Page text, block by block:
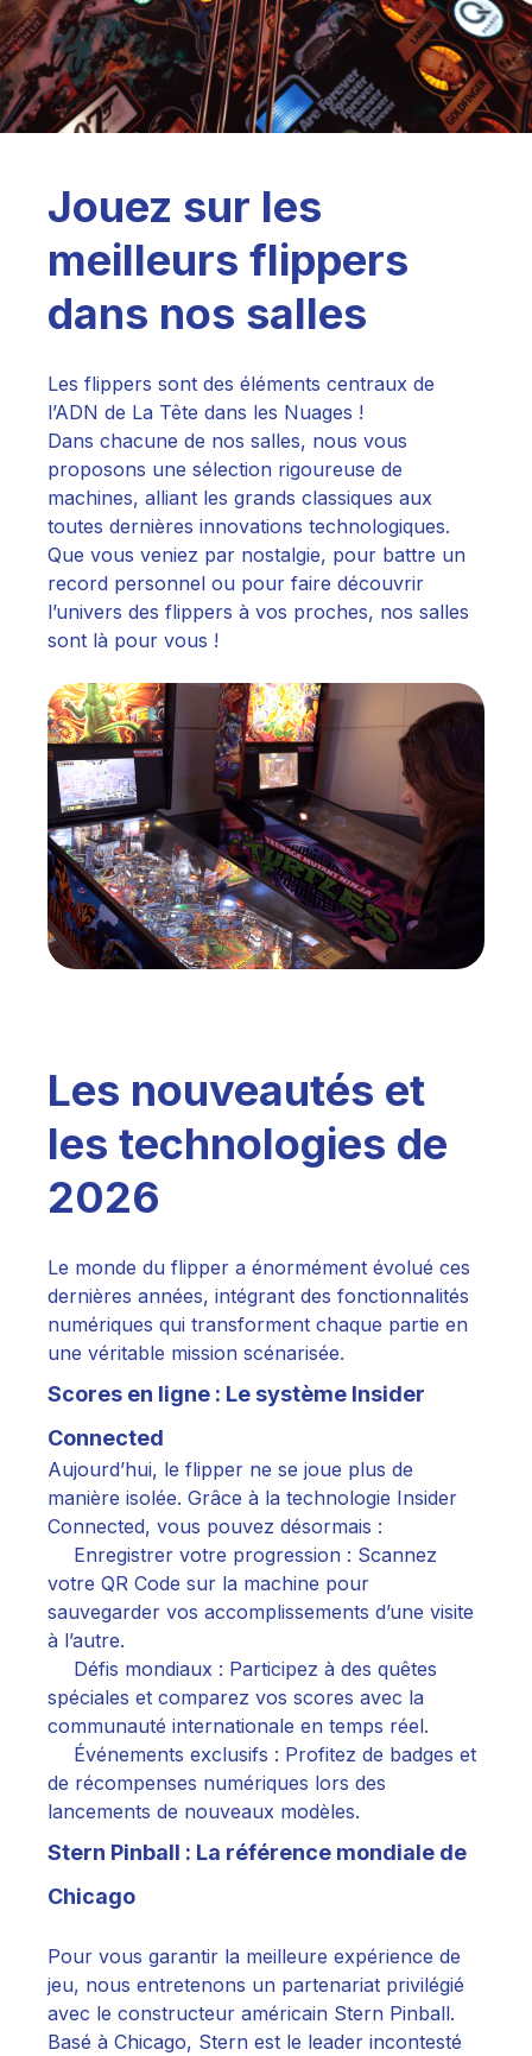
Jouez sur les
meilleurs flippers
dans nos salles
Les flippers sont des éléments centraux de
l’ADN de La Tête dans les Nuages !
Dans chacune de nos salles, nous vous
proposons une sélection rigoureuse de
machines, alliant les grands classiques aux
toutes dernières innovations technologiques.
Que vous veniez par nostalgie, pour battre un
record personnel ou pour faire découvrir
l’univers des flippers à vos proches, nos salles
sont là pour vous !
Les nouveautés et
les technologies de
2026
Le monde du flipper a énormément évolué ces
dernières années, intégrant des fonctionnalités
numériques qui transforment chaque partie en
une véritable mission scénarisée.
Scores en ligne : Le système Insider
Connected
Aujourd’hui, le flipper ne se joue plus de
manière isolée. Grâce à la technologie Insider
Connected, vous pouvez désormais :
Enregistrer votre progression : Scannez
votre QR Code sur la machine pour
sauvegarder vos accomplissements d’une visite
à l’autre.
Défis mondiaux : Participez à des quêtes
spéciales et comparez vos scores avec la
communauté internationale en temps réel.
Événements exclusifs : Profitez de badges et
de récompenses numériques lors des
lancements de nouveaux modèles.
Stern Pinball : La référence mondiale de
Chicago
Pour vous garantir la meilleure expérience de
jeu, nous entretenons un partenariat privilégié
avec le constructeur américain Stern Pinball.
Basé à Chicago, Stern est le leader incontesté